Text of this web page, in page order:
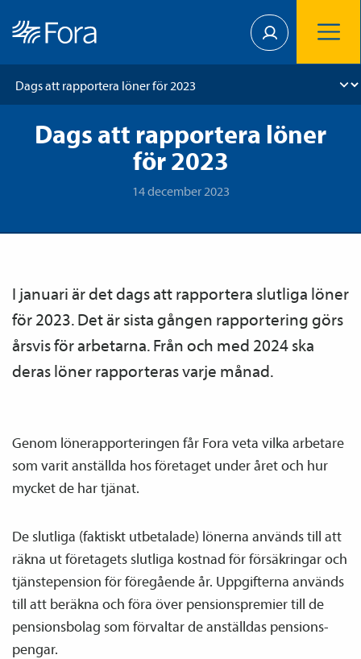
Dags att rapportera löner
för 2023
14 december 2023
I januari är det dags att rapportera slutliga löner
för 2023. Det är sista gången rapportering görs
årsvis för arbetarna. Från och med 2024 ska
deras löner rapporteras varje månad.
Genom löne­­­rapporteringen får Fora veta vilka arbetare
som varit anställda hos företaget under året och hur
mycket de har tjänat.
De slutliga (faktiskt utbetalade) lönerna används till att
räkna ut företagets slutliga kostnad för försäkringar och
tjänste­pension för föregående år. Uppgifterna används
till att beräkna och föra över pensions­premier till de
pensions­bolag som förvaltar de anställdas pensions­
pengar.